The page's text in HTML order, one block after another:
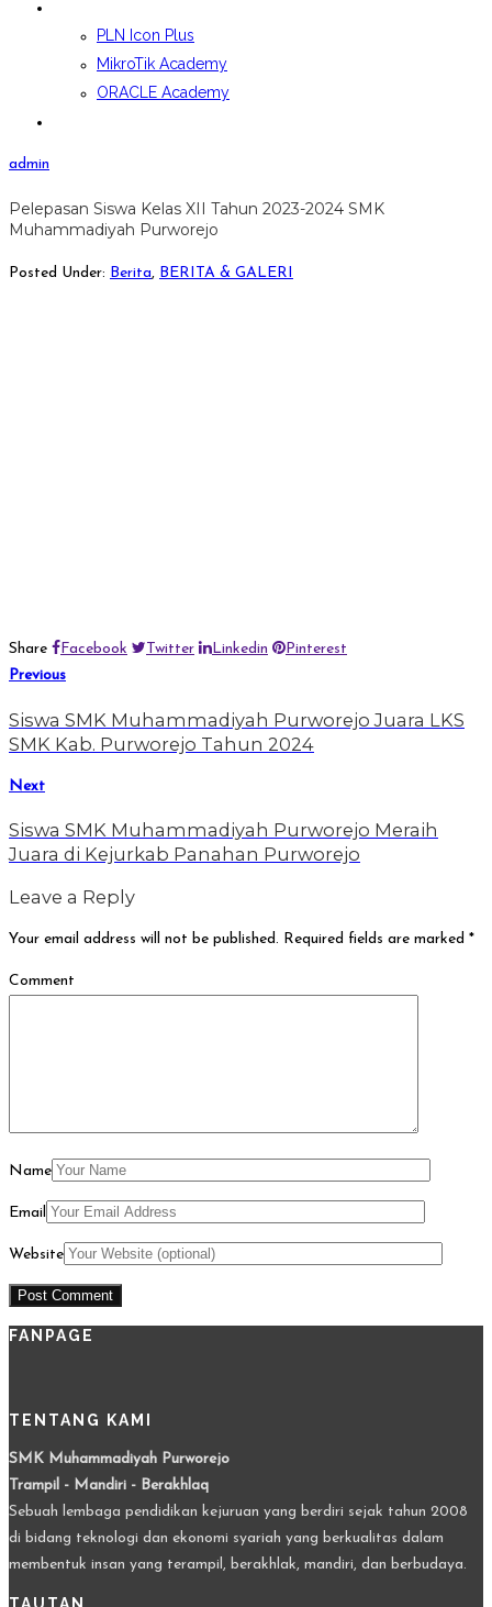
PLN Icon Plus
MikroTik Academy
ORACLE Academy
admin
Pelepasan Siswa Kelas XII Tahun 2023-2024 SMK
Muhammadiyah Purworejo
Posted Under: Berita, BERITA & GALERI
Share Facebook Twitter Linkedin
Pinterest
Previous
Siswa SMK Muhammadiyah Purworejo Juara LKS
SMK Kab. Purworejo Tahun 2024
Next
Siswa SMK Muhammadiyah Purworejo Meraih
Juara di Kejurkab Panahan Purworejo
Leave a Reply
Your email address will not be published. Required fields are marked *
Comment
Name
Email
Website
FANPAGE
TENTANG KAMI
SMK Muhammadiyah Purworejo
Trampil - Mandiri - Berakhlaq
Sebuah lembaga pendidikan kejuruan yang berdiri sejak tahun 2008
di bidang teknologi dan ekonomi syariah yang berkualitas dalam
membentuk insan yang terampil, berakhlak, mandiri, dan berbudaya.